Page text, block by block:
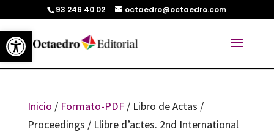
Abrir barra de herramientas
93 246 40 02 octaedro@octaedro.com
Inicio / Formato-PDF/ Libro de Actas /
Proceedings / Llibre d’actes. 2nd International